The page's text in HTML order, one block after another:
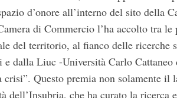
d’onore all’interno del sito della
di Commercio l’ha accolto tra
del territorio, al fianco delle ricerche
dalla Liuc -Università Carlo
crisi”. Questo premia non solamente il
dell’Insubria, che ha curato la